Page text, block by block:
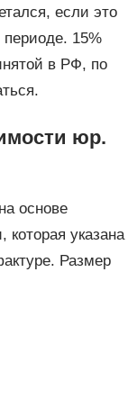
если это
15%
в РФ, по
юр.
основе
которая указана
Размер